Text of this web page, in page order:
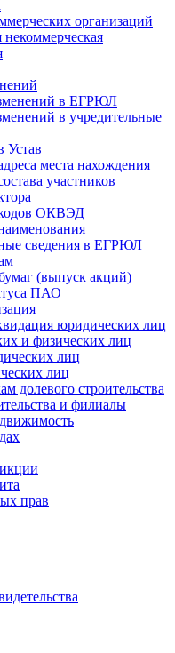
организаций
в ЕГРЮЛ
в учредительные
Устав
места нахождения
участников
ОКВЭД
сведения в ЕГРЮЛ
(выпуск акций)
ПАО
юридических лиц
и физических лиц
лиц
лиц
долевого строительства
и филиалы
прав